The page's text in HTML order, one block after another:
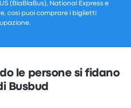
(BlaBlaBus), National Express e
così puoi comprare i biglietti
le persone si fidano
Busbud